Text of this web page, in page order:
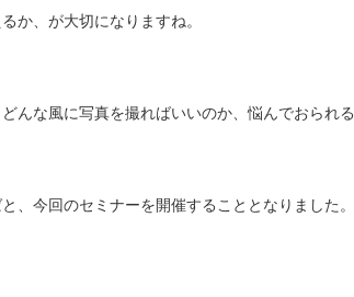
か、が大切になりますね。
んな風に写真を撮ればいいのか、悩んでおられる
、今回のセミナーを開催することとなりました。